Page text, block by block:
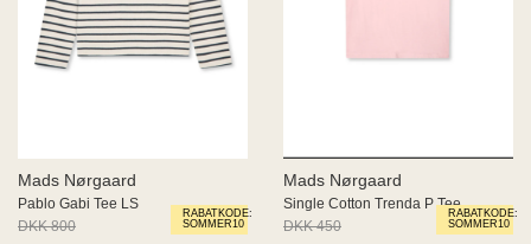
RABATKODE:
SOMMER10
Mads Nørgaard
Pablo Gabi Tee LS
DKK 800
DKK 560
RABATKODE:
SOMMER10
Mads Nørgaard
Single Cotton Trenda P Tee
DKK 450
DKK 315